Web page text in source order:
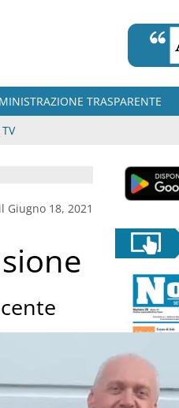
TRASPARENTE
Giugno 18, 2021